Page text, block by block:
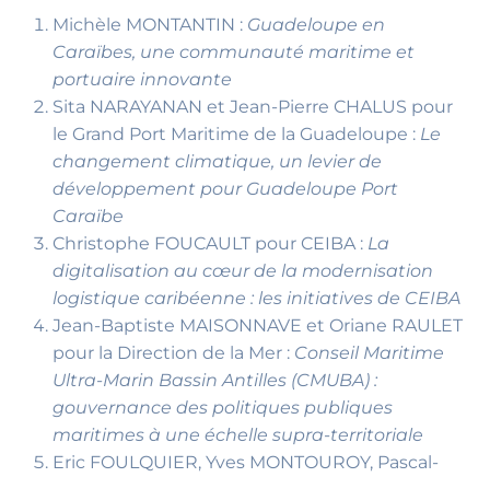
Michèle MONTANTIN : Guadeloupe en
Caraïbes, une communauté maritime et
portuaire innovante
Sita NARAYANAN et Jean-Pierre CHALUS pour
le Grand Port Maritime de la Guadeloupe : Le
changement climatique, un levier de
développement pour Guadeloupe Port
Caraïbe
Christophe FOUCAULT pour CEIBA : La
digitalisation au cœur de la modernisation
logistique caribéenne : les initiatives de CEIBA
Jean-Baptiste MAISONNAVE et Oriane RAULET
pour la Direction de la Mer : Conseil Maritime
Ultra-Marin Bassin Antilles (CMUBA) :
gouvernance des politiques publiques
maritimes à une échelle supra-territoriale
Eric FOULQUIER, Yves MONTOUROY, Pascal-